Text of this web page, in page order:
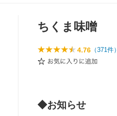
ちくま味噌
4.76 （371件）
◆お知らせ